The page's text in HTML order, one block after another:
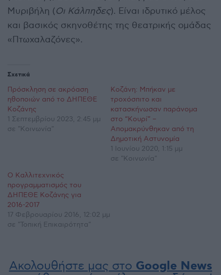
Μυριβήλη (Οι Κάλπηδες). Είναι ιδρυτικό μέλος
και βασικός σκηνοθέτης της θεατρικής ομάδας
«Πτωχαλαζόνες».
Σχετικά
Πρόσκληση σε ακρόαση
ηθοποιών από το ΔΗΠΕΘΕ
Κοζάνης
1 Σεπτεμβρίου 2023, 2:45 μμ
σε "Κοινωνία"
Κοζάνη: Μπήκαν με
τροχόσπιτο και
κατασκήνωσαν παράνομα
στο “Κουρί” –
Απομακρύνθηκαν από τη
Δημοτική Αστυνομία
1 Ιουνίου 2020, 1:15 μμ
σε "Κοινωνία"
Ο Καλλιτεχνικός
προγραμματισμός του
ΔΗΠΕΘΕ Κοζάνης για
2016-2017
17 Φεβρουαρίου 2016, 12:02 μμ
σε "Τοπική Επικαιρότητα"
Ακολουθήστε μας στο Google News